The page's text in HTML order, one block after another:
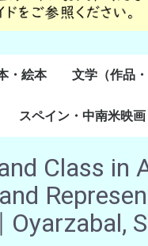
・絵本 文学（作品・
スペイン語
ポルトガル
カタルーニ
バスク文学
その他
スペイン・中南米映画
Class in